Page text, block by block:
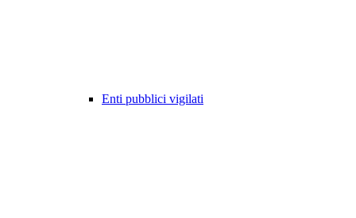
Enti pubblici vigilati